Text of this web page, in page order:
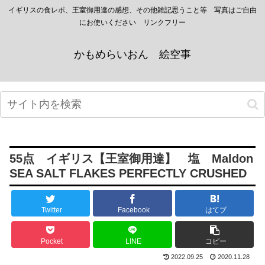
イギリスの食レポ、王室御用達の感想、その他雑記思うこと等 写真はご自由
にお使いください リンクフリー
かもめらいおん 絵空事
55点 イギリス【王室御用達】 塩 Maldon
SEA SALT FLAKES PERFECTLY CRUSHED
Twitter Facebook はてブ
Pocket LINE コピー
2022.09.25 2020.11.28